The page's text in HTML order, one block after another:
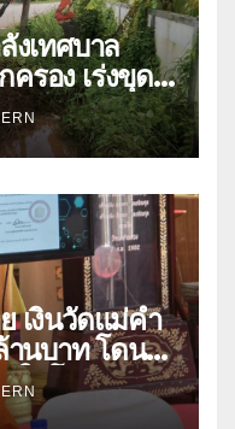
งเทศบาล
รอง เร่งขุด
ป้องกันและลด
เงินวัดแม่คำ
านบาท โดน
ให้โอนข้าม